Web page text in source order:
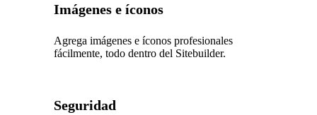
Imágenes e íconos
Agrega imágenes e íconos profesionales
fácilmente, todo dentro del Sitebuilder.
Seguridad